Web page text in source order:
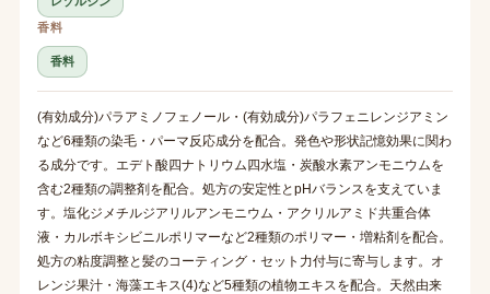
香料
香料
(有効成分)パラアミノフェノール・(有効成分)パラフェニレンジアミン
など6種類の染毛・パーマ反応成分を配合。発色や形状記憶効果に関わ
る成分です。エデト酸四ナトリウム四水塩・炭酸水素アンモニウムを
含む2種類の調整剤を配合。処方の安定性とpHバランスを支えていま
す。塩化ジメチルジアリルアンモニウム・アクリルアミド共重合体
液・カルボキシビニルポリマーなど2種類のポリマー・増粘剤を配合。
処方の粘度調整と髪のコーティング・セット力付与に寄与します。オ
レンジ果汁・海藻エキス(4)など5種類の植物エキスを配合。天然由来